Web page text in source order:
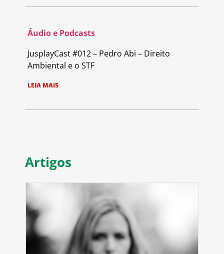
Áudio e Podcasts
JusplayCast #012 – Pedro Abi – Direito
Ambiental e o STF
LEIA MAIS
Artigos